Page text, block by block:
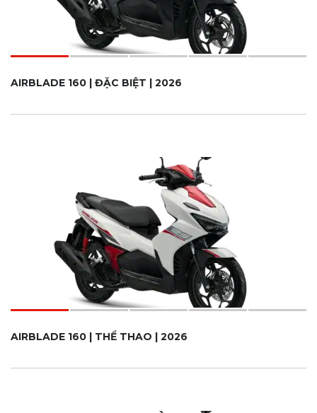
AIRBLADE 160 | ĐẶC BIỆT | 2026
AIRBLADE 160 | THỂ THAO | 2026